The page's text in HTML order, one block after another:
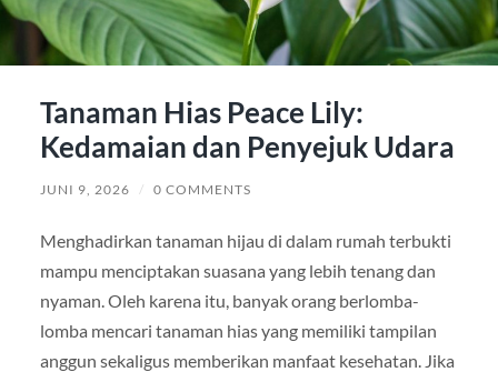
Tanaman Hias Peace Lily:
Kedamaian dan Penyejuk Udara
JUNI 9, 2026 / 0 COMMENTS
Menghadirkan tanaman hijau di dalam rumah terbukti
mampu menciptakan suasana yang lebih tenang dan
nyaman. Oleh karena itu, banyak orang berlomba-
lomba mencari tanaman hias yang memiliki tampilan
anggun sekaligus memberikan manfaat kesehatan. Jika